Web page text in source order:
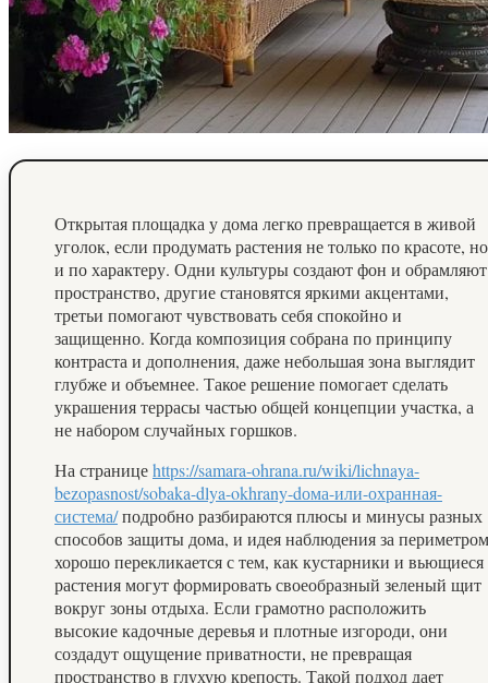
Открытая площадка у дома легко превращается в живой
уголок, если продумать растения не только по красоте, но
и по характеру. Одни культуры создают фон и обрамляют
пространство, другие становятся яркими акцентами,
третьи помогают чувствовать себя спокойно и
защищенно. Когда композиция собрана по принципу
контраста и дополнения, даже небольшая зона выглядит
глубже и объемнее. Такое решение помогает сделать
украшения террасы частью общей концепции участка, а
не набором случайных горшков.
На страницеhttps://samara-ohrana.ru/wiki/lichnaya-
bezopasnost/sobaka-dlya-okhrany-dома-или-охранная-
система/подробно разбираются плюсы и минусы разных
способов защиты дома, и идея наблюдения за периметром
хорошо перекликается с тем, как кустарники и вьющиеся
растения могут формировать своеобразный зеленый щит
вокруг зоны отдыха. Если грамотно расположить
высокие кадочные деревья и плотные изгороди, они
создадут ощущение приватности, не превращая
пространство в глухую крепость. Такой подход дает